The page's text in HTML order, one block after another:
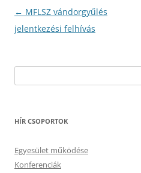
Bejegyzés
navigáció
← MFLSZ vándorgyűlés
jelentkezési felhívás
HÍR CSOPORTOK
Egyesület működése
Konferenciák